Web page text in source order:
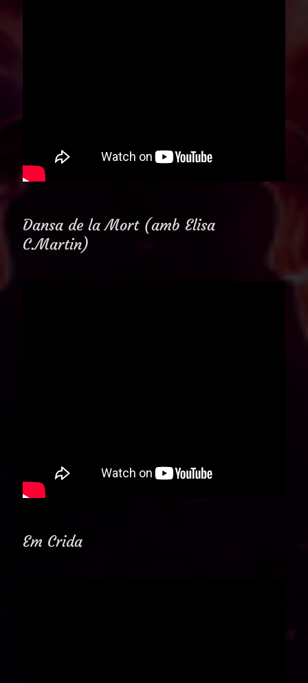
Dansa de la Mort (amb Elisa
C.Martin)
Em Crida